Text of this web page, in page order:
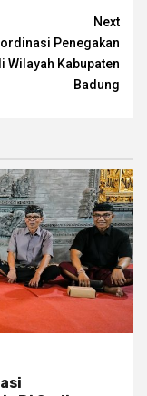
Next
Penegakan
Wilayah Kabupaten
Badung